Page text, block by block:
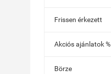
Frissen érkezett
Akciós ajánlatok %
Börze